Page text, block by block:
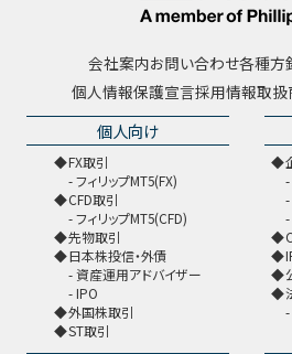
会社案内お問い合わせ各種方
個人情報保護宣言採用情報取扱
個人向け
FX取引
フィリップMT5(FX)
CFD取引
フィリップMT5(CFD)
先物取引
日本株投信・外債
資産運用アドバイザー
IPO
外国株取引
ST取引